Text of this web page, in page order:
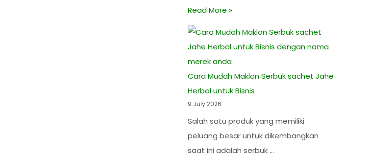
Read More »
Cara Mudah Maklon Serbuk sachet Jahe
Herbal untuk Bisnis
9 July 2026
Salah satu produk yang memiliki
peluang besar untuk dikembangkan
saat ini adalah serbuk …